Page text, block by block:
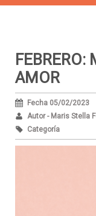
FEBRERO:
AMOR
Fecha 05/02/2023
Autor - Maris Stella
Categoría